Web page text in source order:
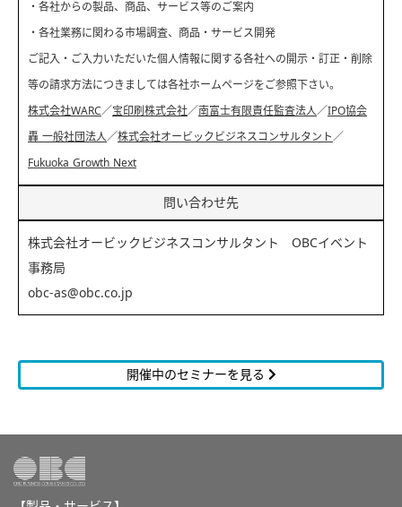
・各社からの製品、商品、サービス等のご案内
・各社業務に関わる市場調査、商品・サービス開発
ご記入・ご入力いただいた個人情報に関する各社への開示・訂正・削除
等の請求方法につきましては各社ホームページをご参照下さい。
株式会社WARC／ 宝印刷株式会社／ 南富士有限責任監査法人 ／IPO協会
轟 一般社団法人 ／株式会社オービックビジネスコンサルタント ／
Fukuoka Growth Next
問い合わせ先
株式会社オービックビジネスコンサルタント OBCイベント
事務局
obc-as@obc.co.jp
開催中のセミナーを見る